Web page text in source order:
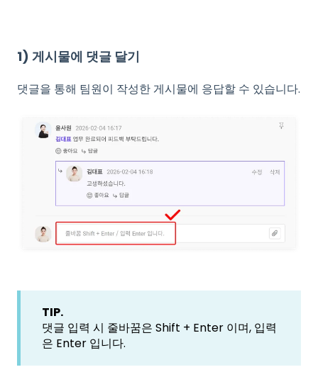
1) 게시물에 댓글 달기
댓글을 통해 팀원이 작성한 게시물에 응답할 수 있습니다.
TIP.
댓글 입력 시 줄바꿈은 Shift + Enter 이며, 입력
은 Enter 입니다.